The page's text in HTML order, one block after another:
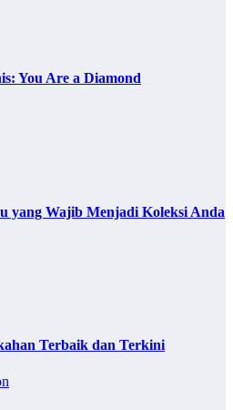
You Are a Diamond
yang Wajib Menjadi Koleksi Anda
Terbaik dan Terkini